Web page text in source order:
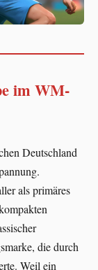
im WM-
Deutschland
als primäres
die durch
Weil ein